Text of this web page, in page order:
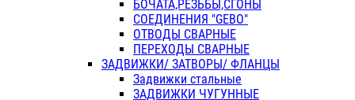
БОЧАТА,РЕЗЬБЫ,СГОНЫ
СОЕДИНЕНИЯ "GEBO"
ОТВОДЫ СВАРНЫЕ
ПЕРЕХОДЫ СВАРНЫЕ
ЗАДВИЖКИ/ ЗАТВОРЫ/ ФЛАНЦЫ
Задвижки стальные
ЗАДВИЖКИ ЧУГУННЫЕ